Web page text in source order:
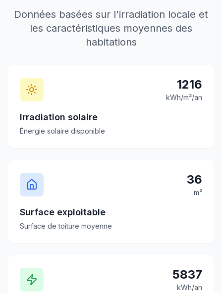
Données basées sur l'irradiation locale et
les caractéristiques moyennes des
habitations
1216
kWh/m²/an
Irradiation solaire
Énergie solaire disponible
36
m²
Surface exploitable
Surface de toiture moyenne
5837
kWh/an